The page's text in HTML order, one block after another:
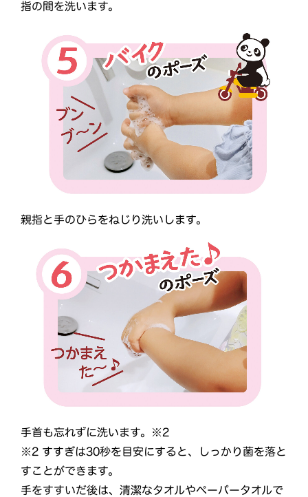
指の間を洗います。
親指と手のひらをねじり洗いします。
手首も忘れずに洗います。※2
※2 すすぎは30秒を目安にすると、しっかり菌を落と
すことができます。
手をすすいだ後は、清潔なタオルやペーパータオルで